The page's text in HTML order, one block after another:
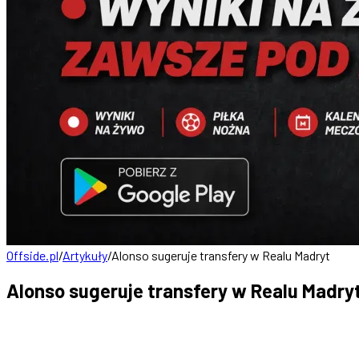
Offside.pl/Artykuły/Alonso sugeruje transfery w Realu Madryt
Alonso sugeruje transfery w Realu